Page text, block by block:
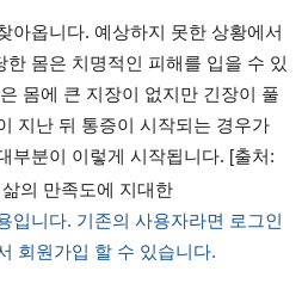
아옵니다. 예상하지 못한 상황에서
몸은 치명적인 피해를 입을 수 있
몸에 큰 지장이 없지만 긴장이 풀
지난 뒤 통증이 시작되는 경우가
부분이 이렇게 시작됩니다. [출처:
의 만족도에 지대한
입니다. 기존의 사용자라면 로그인
회원가입 할 수 있습니다.